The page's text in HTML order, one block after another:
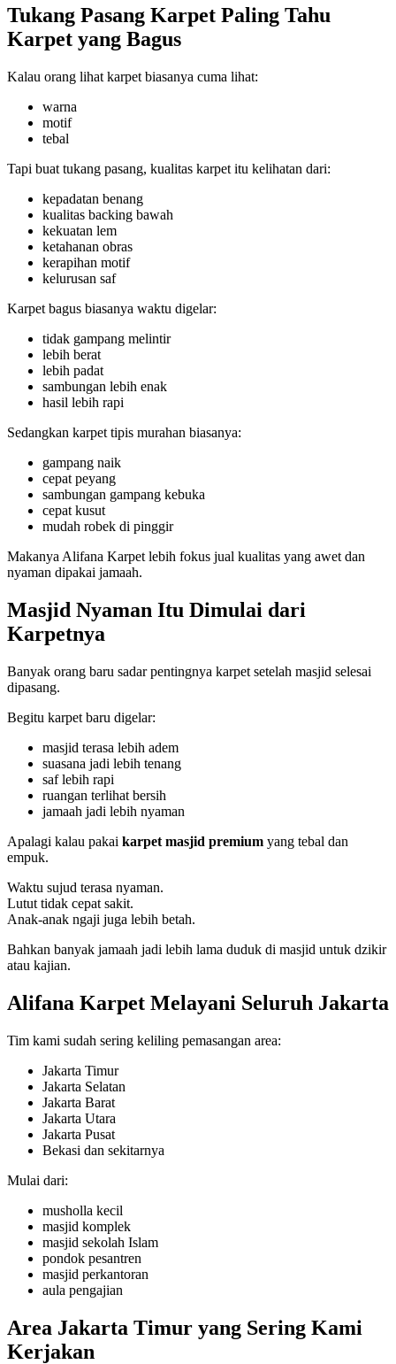
Tukang Pasang Karpet Paling Tahu
Karpet yang Bagus
Kalau orang lihat karpet biasanya cuma lihat:
warna
motif
tebal
Tapi buat tukang pasang, kualitas karpet itu kelihatan dari:
kepadatan benang
kualitas backing bawah
kekuatan lem
ketahanan obras
kerapihan motif
kelurusan saf
Karpet bagus biasanya waktu digelar:
tidak gampang melintir
lebih berat
lebih padat
sambungan lebih enak
hasil lebih rapi
Sedangkan karpet tipis murahan biasanya:
gampang naik
cepat peyang
sambungan gampang kebuka
cepat kusut
mudah robek di pinggir
Makanya Alifana Karpet lebih fokus jual kualitas yang awet dan
nyaman dipakai jamaah.
Masjid Nyaman Itu Dimulai dari
Karpetnya
Banyak orang baru sadar pentingnya karpet setelah masjid selesai
dipasang.
Begitu karpet baru digelar:
masjid terasa lebih adem
suasana jadi lebih tenang
saf lebih rapi
ruangan terlihat bersih
jamaah jadi lebih nyaman
Apalagi kalau pakai karpet masjid premium yang tebal dan
empuk.
Waktu sujud terasa nyaman.
Lutut tidak cepat sakit.
Anak-anak ngaji juga lebih betah.
Bahkan banyak jamaah jadi lebih lama duduk di masjid untuk dzikir
atau kajian.
Alifana Karpet Melayani Seluruh Jakarta
Tim kami sudah sering keliling pemasangan area:
Jakarta Timur
Jakarta Selatan
Jakarta Barat
Jakarta Utara
Jakarta Pusat
Bekasi dan sekitarnya
Mulai dari:
musholla kecil
masjid komplek
masjid sekolah Islam
pondok pesantren
masjid perkantoran
aula pengajian
Area Jakarta Timur yang Sering Kami
Kerjakan